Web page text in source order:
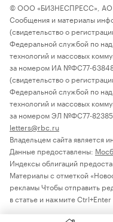
© ООО «БИЗНЕСПРЕСС», АО
Сообщения и материалы
(свидетельство о
Федеральной службой по
технологий и массовых
за номером ИА №ФС77-
(свидетельство о
Федеральной службой по
технологий и массовых
за номером ЭЛ №ФС77-
letters@rbc.ru
Владельцем сайта является
Данные предоставлены:
Индексы облигаций
Материалы с отметкой
рекламы Чтобы отправить
в статье и нажмите Ctrl+Enter